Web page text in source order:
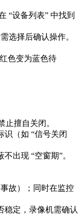
“设备列表” 中找到
选择后确认操作。
色变为蓝色待
擅自关闭。​
识（如 “信号关闭
出现 “空窗期”。​
故）；同时在监控
稳定，录像机需确认